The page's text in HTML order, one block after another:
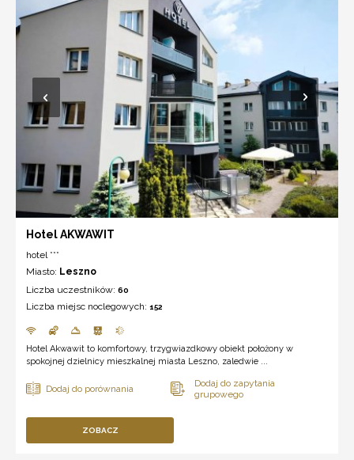
Hotel AKWAWIT
hotel ***
Miasto: Leszno
Liczba uczestników: 60
Liczba miejsc noclegowych: 152
Hotel Akwawit to komfortowy, trzygwiazdkowy obiekt położony w
spokojnej dzielnicy mieszkalnej miasta Leszno, zaledwie ...
ZOBACZ